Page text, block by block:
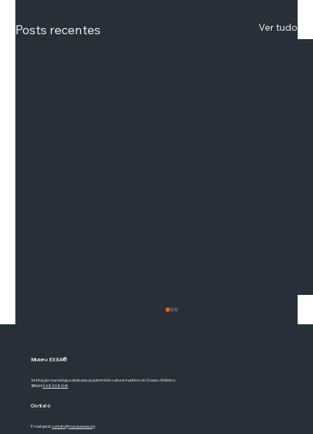
Posts recentes Ver tudo
Museu EXEA®
Instituição museológica dedicada ao patrimônio cultural marítimo do Oceano Atlântico.
IBRAM9.48.53.8368
Contato
E-mail geral:contato@museuexea.org